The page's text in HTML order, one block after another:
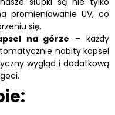
promieniowanie UV, co
się.
na górze – każdy
nabity kapsel
wygląd i dodatkową